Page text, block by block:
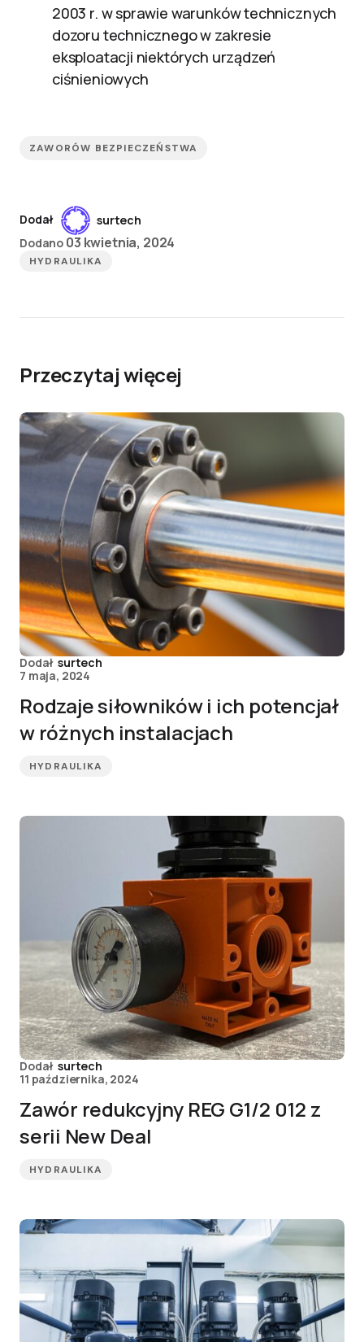
2003 r. w sprawie warunków technicznych
dozoru technicznego w zakresie
eksploatacji niektórych urządzeń
ciśnieniowych
ZAWORÓW BEZPIECZEŃSTWA
Dodał
surtech
Dodano 03 kwietnia, 2024
HYDRAULIKA
Przeczytaj więcej
Dodał surtech
7 maja, 2024
Rodzaje siłowników i ich potencjał
w różnych instalacjach
HYDRAULIKA
Dodał surtech
11 października, 2024
Zawór redukcyjny REG G1/2 012 z
serii New Deal
HYDRAULIKA